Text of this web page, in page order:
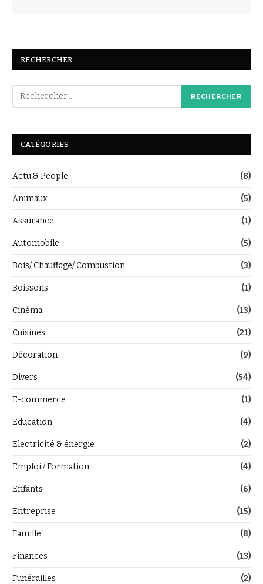
RECHERCHER
CATÉGORIES
Actu & People (8)
Animaux (5)
Assurance (1)
Automobile (5)
Bois/ Chauffage/ Combustion (3)
Boissons (1)
Cinéma (13)
Cuisines (21)
Décoration (9)
Divers (54)
E-commerce (1)
Education (4)
Electricité & énergie (2)
Emploi / Formation (4)
Enfants (6)
Entreprise (15)
Famille (8)
Finances (13)
Funérailles (2)